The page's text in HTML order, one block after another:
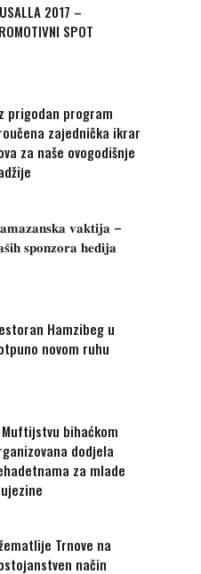
2017 –
SPOT
prigodan program
zajednička ikrar
za naše ovogodišnje
𝐯𝐚𝐤𝐭𝐢𝐣𝐚 –
𝐬𝐩𝐨𝐧𝐳𝐨𝐫𝐚 𝐡𝐞𝐝𝐢𝐣𝐚
Hamzibeg u
novom ruhu
Muftijstvu bihaćkom
dodjela
za mlade
Trnove na
način